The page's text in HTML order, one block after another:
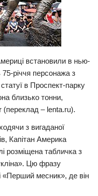
встановили в нью-
75-річчя персонажа з
в Проспект-парку
близько тонни,
(переклад – lenta.ru).
з вигаданої
Капітан Америка
розміщена табличка з
Цю фразу
«Перший месник», де він